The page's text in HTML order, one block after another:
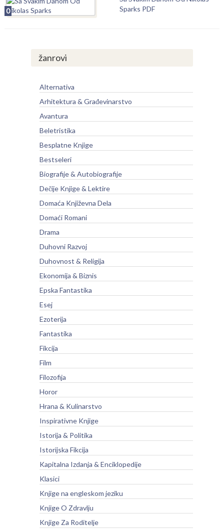
0
Sparks PDF
žanrovi
Alternativa
Arhitektura & Građevinarstvo
Avantura
Beletristika
Besplatne Knjige
Bestseleri
Biografije & Autobiografije
Dečije Knjige & Lektire
Domaća Književna Dela
Domaći Romani
Drama
Duhovni Razvoj
Duhovnost & Religija
Ekonomija & Biznis
Epska Fantastika
Esej
Ezoterija
Fantastika
Fikcija
Film
Filozofija
Horor
Hrana & Kulinarstvo
Inspirativne Knjige
Istorija & Politika
Istorijska Fikcija
Kapitalna Izdanja & Enciklopedije
Klasici
Knjige na engleskom jeziku
Knjige O Zdravlju
Knjige Za Roditelje